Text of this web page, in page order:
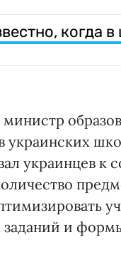
когда
украинских
украинцев к
и